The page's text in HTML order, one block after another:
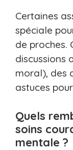
Certaines
spéciale
de proches.
discussions
moral), des
astuces
Quels
soins
mentale ?